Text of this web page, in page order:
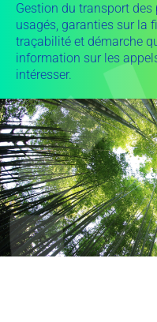
Gestion du transport
usagés, garanties sur la
traçabilité et démarche
information sur les
intéresser.